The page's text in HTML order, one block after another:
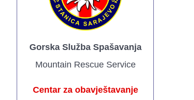
Gorska Služba Spašavanja
Mountain Rescue Service
Centar za obavještavanje